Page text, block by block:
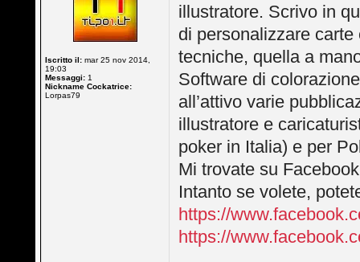
Iscritto il: mar 25 nov 2014,
19:03
Messaggi: 1
Nickname Cockatrice:
Lorpas79
illustratore. Scrivo in
di personalizzare
tecniche, quella a
Software di
all’attivo varie
illustratore e
poker in Italia) e per
Mi trovate su
Intanto se volete,
https://
https://